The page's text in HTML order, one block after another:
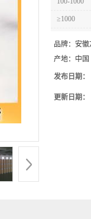
≥1000
品牌： 安徽
产地： 中国
发布日期：
更新日期：